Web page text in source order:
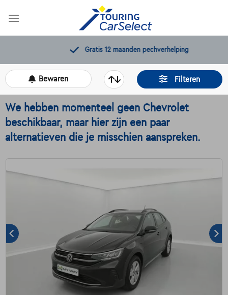
Gratis 12 maanden pechverhelping
Filteren
Bewaren
We hebben momenteel geen Chevrolet
beschikbaar, maar hier zijn een paar
alternatieven die je misschien aanspreken.